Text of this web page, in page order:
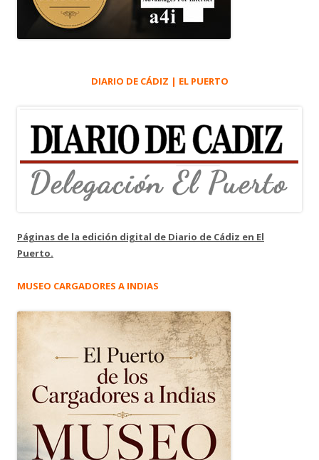
DIARIO DE CÁDIZ | EL PUERTO
Páginas de la edición digital de Diario de Cádiz en El
Puerto.
MUSEO CARGADORES A INDIAS